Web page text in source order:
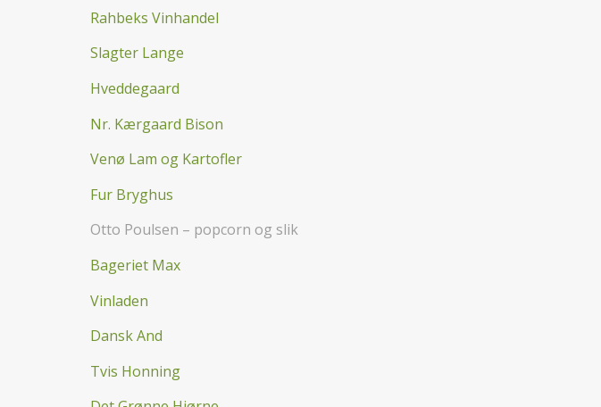
Rahbeks Vinhandel
Slagter Lange
Hveddegaard
Nr. Kærgaard Bison
Venø Lam og Kartofler
Fur Bryghus
Otto Poulsen – popcorn og slik
Bageriet Max
Vinladen
Dansk And
Tvis Honning